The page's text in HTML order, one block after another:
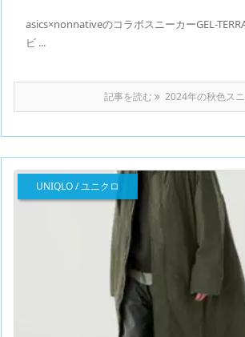
asics×nonnativeのコラボスニーカーGEL-
ビ ...
記事を読む 2024年の秋色ス
UNIQLO / ユニクロ